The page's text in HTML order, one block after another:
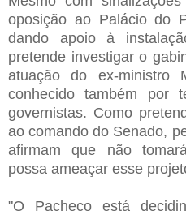
oposição ao Palácio do
dando apoio à
pretende investigar o
atuação do ex-
conhecido também por
governistas. Como
ao comando do Senado,
afirmam que não
possa ameaçar esse
"O Pacheco está